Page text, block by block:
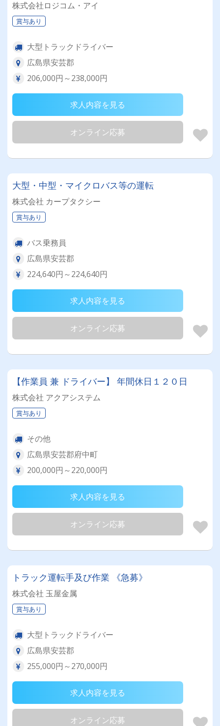
株式会社ロジコム・アイ
賞与あり
大型トラックドライバー
広島県安芸郡
206,000円～238,000円
求人内容を見る
オンライン応募
大型・中型・マイクロバス等の運転
株式会社 カープタクシー
賞与あり
バス乗務員
広島県安芸郡
224,640円～224,640円
求人内容を見る
オンライン応募
【作業員 兼 ドライバー】 年間休日１２０日
株式会社 アクアシステム
賞与あり
その他
広島県安芸郡府中町
200,000円～220,000円
求人内容を見る
オンライン応募
トラック運転手及び作業 《急募》
株式会社 玉屋金属
賞与あり
大型トラックドライバー
広島県安芸郡
255,000円～270,000円
求人内容を見る
オンライン応募